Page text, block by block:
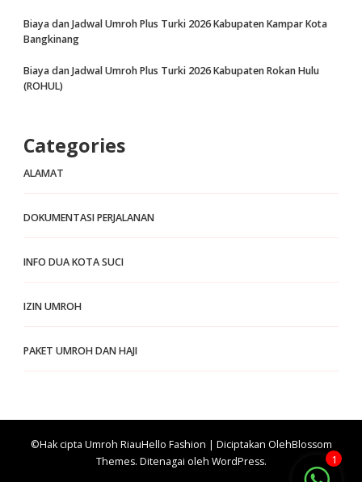
Biaya dan Jadwal Umroh Plus Turki 2026 Kabupaten Kampar Kota
Bangkinang
Biaya dan Jadwal Umroh Plus Turki 2026 Kabupaten Rokan Hulu
(ROHUL)
Categories
ALAMAT
DOKUMENTASI PERJALANAN
INFO DUA KOTA SUCI
IZIN UMROH
PAKET UMROH DAN HAJI
©Hak cipta Umroh RiauHello Fashion | Diciptakan OlehBlossom
Themes. Ditenagai oleh WordPress. 1